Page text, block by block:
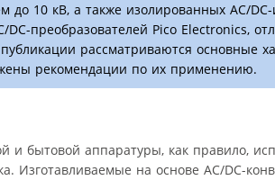
10 кВ, а также изолированных AC/
преобразователей Pico Electronics,
рассматриваются основные
рекомендации по их применению.
бытовой аппаратуры, как правило,
Изготавливаемые на основе AC/DC-